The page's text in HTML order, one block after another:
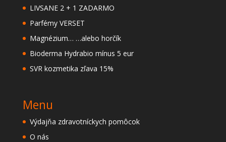
LIVSANE 2 + 1 ZADARMO
Parfémy VERSET
Magnézium… …alebo horčík
Bioderma Hydrabio mínus 5 eur
SVR kozmetika zľava 15%
Menu
Výdajňa zdravotníckych pomôcok
O nás